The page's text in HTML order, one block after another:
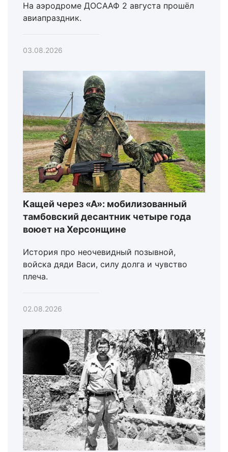
На аэродроме ДОСААФ 2 августа прошёл
авиапраздник.
03.08.2026
Кащей через «А»: мобилизованный
тамбовский десантник четыре года
воюет на Херсонщине
История про неочевидный позывной,
войска дяди Васи, силу долга и чувство
плеча.
02.08.2026